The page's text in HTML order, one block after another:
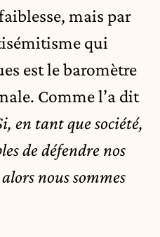
mais par
qui
est le baromètre
Comme l’a dit
en tant que société,
de défendre nos
nous sommes